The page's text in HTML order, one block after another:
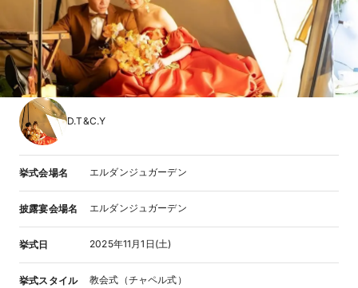
D.T&C.Y
挙式会場名 エルダンジュガーデン
披露宴会場名 エルダンジュガーデン
挙式日 2025年11月1日(土)
挙式スタイル 教会式（チャペル式）